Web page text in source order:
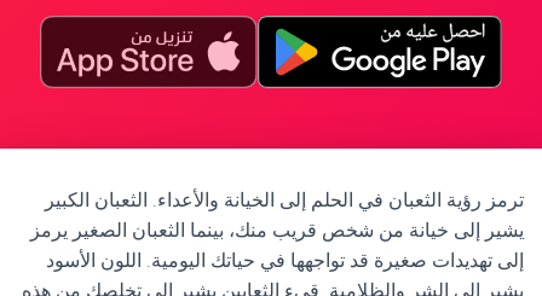
ترمز رؤية الثعبان في الحلم إلى الخيانة والأعداء. الثعبان الكبير
يشير إلى خيانة من شخص قريب منك، بينما الثعبان الصغير يرمز
إلى تهديدات صغيرة قد تواجهها في حياتك اليومية. اللون الأسود
يشير إلى الشر والظلامية. قيء الثعابين يشير إلى تخلصك من هذه